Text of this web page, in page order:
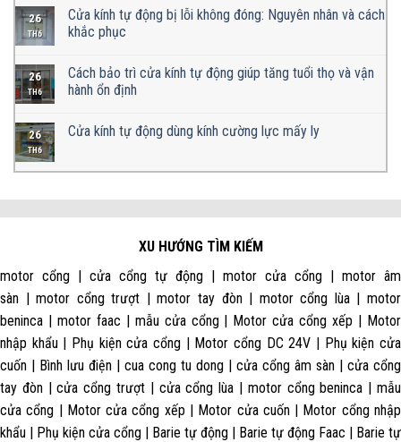
26
TH6
Cửa kính tự động bị lỗi không đóng: Nguyên nhân và cách
khắc phục
26
TH6
Cách bảo trì cửa kính tự động giúp tăng tuổi thọ và vận
hành ổn định
26
TH6
Cửa kính tự động dùng kính cường lực mấy ly
XU HƯỚNG TÌM KIẾM
motor cổng | cửa cổng tự động | motor cửa cổng | motor âm
sàn | motor cổng trượt | motor tay đòn | motor cổng lùa | motor
beninca | motor faac | mẫu cửa cổng | Motor cửa cổng xếp | Motor
nhập khẩu | Phụ kiện cửa cổng | Motor cổng DC 24V | Phụ kiện cửa
cuốn | Bình lưu điện | cua cong tu dong | cửa cổng âm sàn | cửa cổng
tay đòn | cửa cổng trượt | cửa cổng lùa | motor cổng beninca | mẫu
cửa cổng | Motor cửa cổng xếp | Motor cửa cuốn | Motor cổng nhập
khẩu | Phụ kiện cửa cổng | Barie tự động | Barie tự động Faac | Barie tự